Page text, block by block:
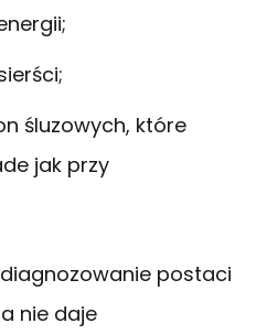
śluzowych, które
jak przy
postaci
nie daje